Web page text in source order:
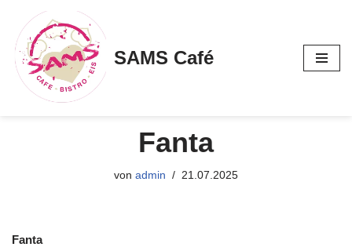
Zum
Inhalt
springen
SAMS Café
Fanta
von admin 21.07.2025
Fanta